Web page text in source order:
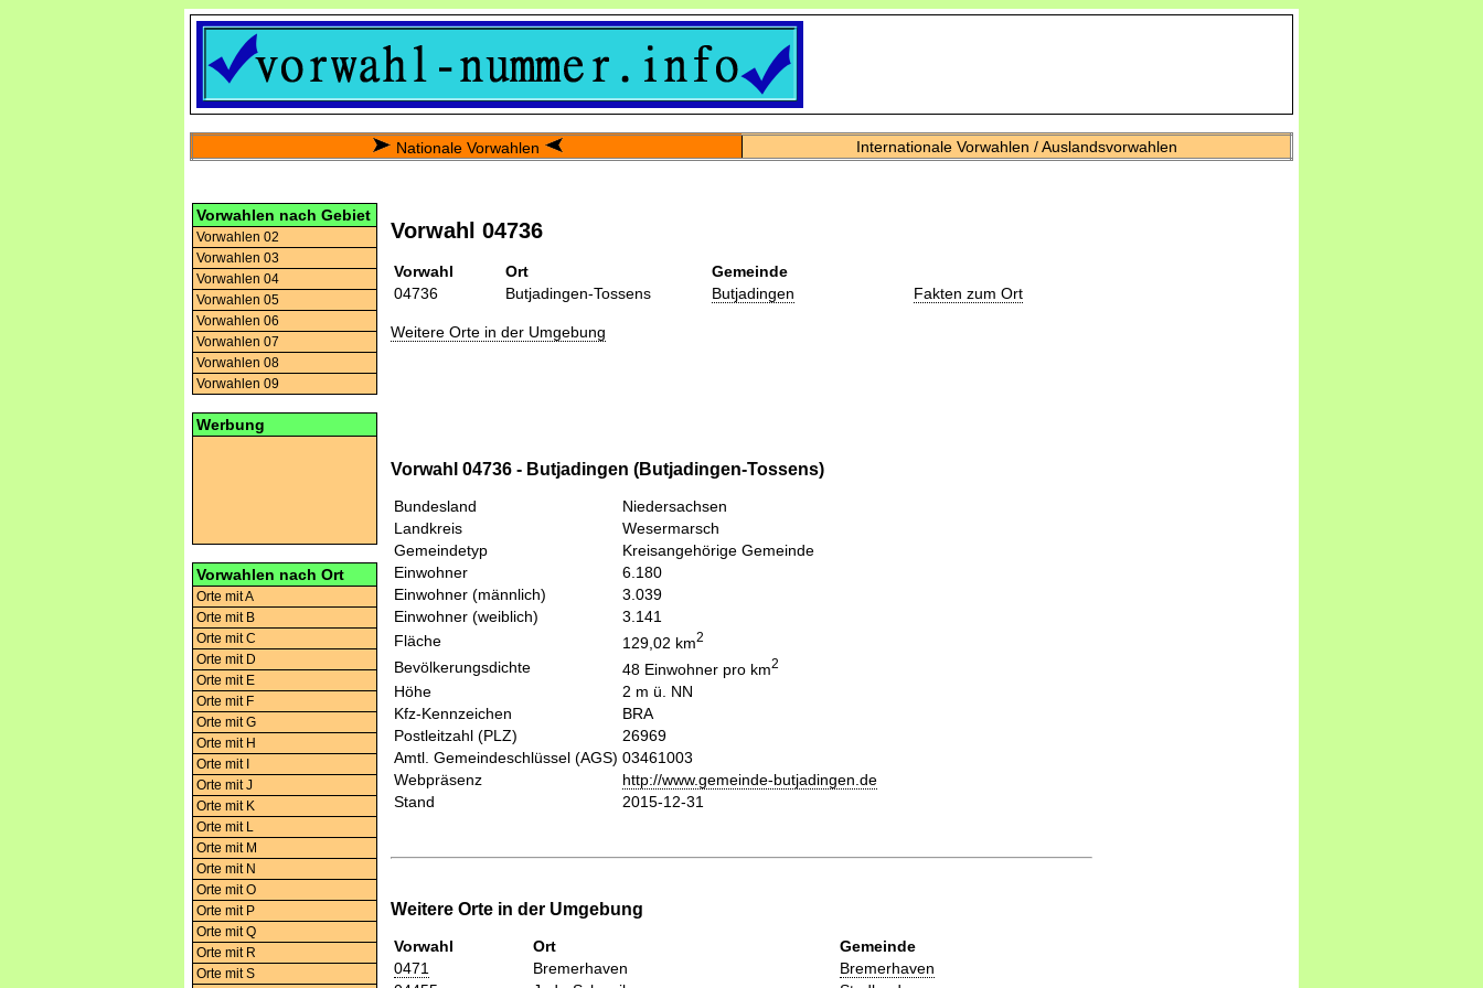
Nationale Vorwahlen Internationale Vorwahlen / Auslandsvorwahlen
Vorwahlen nach Gebiet
Vorwahlen 02
Vorwahlen 03
Vorwahlen 04
Vorwahlen 05
Vorwahlen 06
Vorwahlen 07
Vorwahlen 08
Vorwahlen 09
Werbung
Vorwahlen nach Ort
Orte mit A
Orte mit B
Orte mit C
Orte mit D
Orte mit E
Orte mit F
Orte mit G
Orte mit H
Orte mit I
Orte mit J
Orte mit K
Orte mit L
Orte mit M
Orte mit N
Orte mit O
Orte mit P
Orte mit Q
Orte mit R
Orte mit S
Vorwahl 04736
Vorwahl Ort
Gemeinde
04736
Butjadingen-Tossens Butjadingen Fakten zum Ort
Weitere Orte in der Umgebung
Vorwahl 04736 - Butjadingen (Butjadingen-Tossens)
Bundesland
Niedersachsen
Landkreis
Wesermarsch
Gemeindetyp
Kreisangehörige Gemeinde
Einwohner
6.180
Einwohner (männlich)
3.039
Einwohner (weiblich)
3.141
Fläche
129,02 km2
Bevölkerungsdichte 48 Einwohner pro km2
Höhe
2 m ü. NN
Kfz-Kennzeichen
BRA
Postleitzahl (PLZ)
26969
Amtl. Gemeindeschlüssel (AGS) 03461003
Webpräsenz
http://www.gemeinde-butjadingen.de
Stand
2015-12-31
Weitere Orte in der Umgebung
Vorwahl Ort
Gemeinde
0471
Bremerhaven
Bremerhaven